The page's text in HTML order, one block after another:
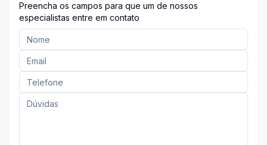
Preencha os campos para que um de nossos
especialistas entre em contato